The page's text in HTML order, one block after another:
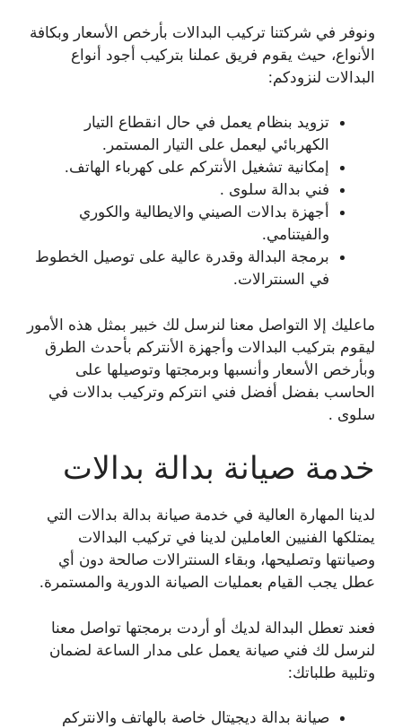
ونوفر في شركتنا تركيب البدالات بأرخص الأسعار وبكافة
الأنواع، حيث يقوم فريق عملنا بتركيب أجود أنواع
البدالات لنزودكم:
تزويد بنظام يعمل في حال انقطاع التيار
الكهربائي ليعمل على التيار المستمر.
إمكانية تشغيل الأنتركم على كهرباء الهاتف.
فني بدالة سلوى .
أجهزة بدالات الصيني والايطالية والكوري
والفيتنامي.
برمجة البدالة وقدرة عالية على توصيل الخطوط
في السنترالات.
ماعليك إلا التواصل معنا لنرسل لك خبير بمثل هذه الأمور
ليقوم بتركيب البدالات وأجهزة الأنتركم بأحدث الطرق
وبأرخص الأسعار وأنسبها وبرمجتها وتوصيلها على
الحاسب بفضل أفضل فني انتركم وتركيب بدالات في
سلوى .
خدمة صيانة بدالة بدالات
لدينا المهارة العالية في خدمة صيانة بدالة بدالات التي
يمتلكها الفنيين العاملين لدينا في تركيب البدالات
وصيانتها وتصليحها، وبقاء السنترالات صالحة دون أي
عطل يجب القيام بعمليات الصيانة الدورية والمستمرة.
فعند تعطل البدالة لديك أو أردت برمجتها تواصل معنا
لنرسل لك فني صيانة يعمل على مدار الساعة لضمان
وتلبية طلباتك:
صيانة بدالة ديجيتال خاصة بالهاتف والانتركم